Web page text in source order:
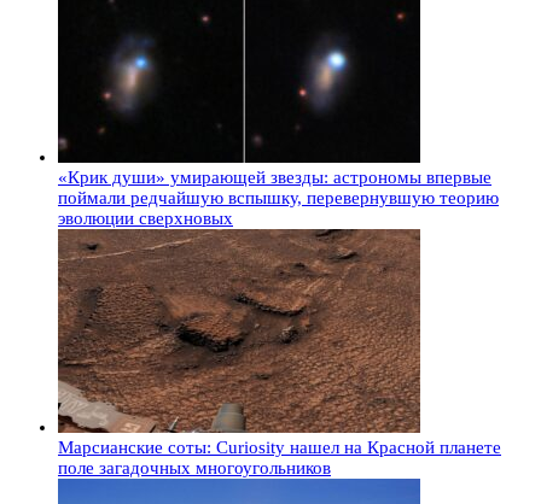
«Крик души» умирающей звезды: астрономы впервые
поймали редчайшую вспышку, перевернувшую теорию
эволюции сверхновых
Марсианские соты: Curiosity нашел на Красной планете
поле загадочных многоугольников